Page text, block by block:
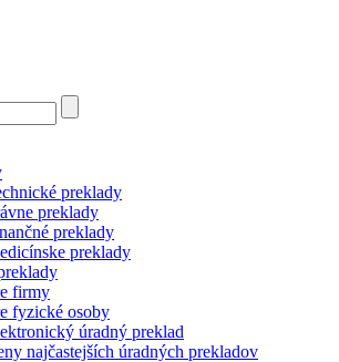
preklady
preklady
preklady
preklady
firmy
fyzické osoby
úradný preklad
najčastejších úradných prekladov